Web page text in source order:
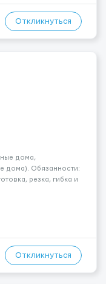
Откликнуться
дома,
дома). Обязанности:
резка, гибка и
- Демонтаж
Откликнуться